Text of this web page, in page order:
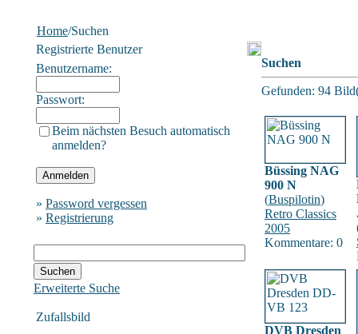
Home/Suchen
Registrierte Benutzer
Benutzername:
Passwort:
Beim nächsten Besuch automatisch
anmelden?
» Password vergessen
» Registrierung
Erweiterte Suche
Zufallsbild
Suchen
Gefunden: 94
Büssing NAG
900 N
(Buspilotin)
Retro Classics
2005
Kommentare: 0
DVB Dresden